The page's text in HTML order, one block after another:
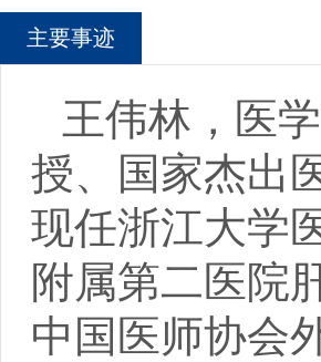
主要事迹
王伟林，医
授、国家杰出
现任浙江大学
附属第二医院
中国医师协会